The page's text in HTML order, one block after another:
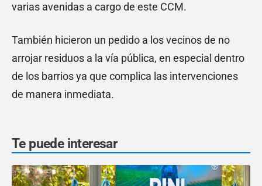
varias avenidas a cargo de este CCM.
También hicieron un pedido a los vecinos de no
arrojar residuos a la vía pública, en especial dentro
de los barrios ya que complica las intervenciones
de manera inmediata.
Te puede interesar